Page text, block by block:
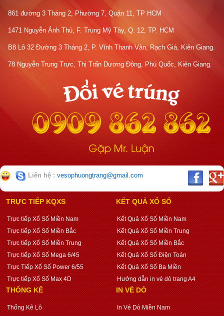
861 đường 3 Tháng 2, Phường 7, Quận 11, TP HCM
1471 Nguyễn Ảnh Thủ, F. Trung Mỹ Tây, Q. 12, TP. HCM
B8 Lô 32 Đường 3 Tháng 2, P. Vĩnh Thanh Vân, Rạch Giá, Kiên Giang.
78 Nguyễn Trung Trực, Thị Trấn Dương Đông, Phú Quốc, Kiên Giang.
Liên hệ : vesophuongtrang@gmail.com
TRỰC TIẾP KQXS
Trực tiếp Xổ Số Miền Nam
Trực tiếp Xổ Số Miền Bắc
Trực tiếp Xổ Số Miền Trung
Trực tiếp Xổ Số Mega 6/45
Trực Tiếp Xổ Số Power 6/55
Trực tiếp Xổ Số Max 4D
KẾT QUẢ XỔ SỐ
Kết Quả Xổ Số Miền Nam
Kết Quả Xổ Số Miền Trung
Kết Quả Xổ Số Miền Bắc
Kết Quả Xổ Số Điện Toán
Kết Quả Xổ Số Ba Miền
Hướng dẫn in vé dò trang A4
THỐNG KÊ
Thống Kê Lô
IN VÉ DÒ
In Vé Dò Miền Nam